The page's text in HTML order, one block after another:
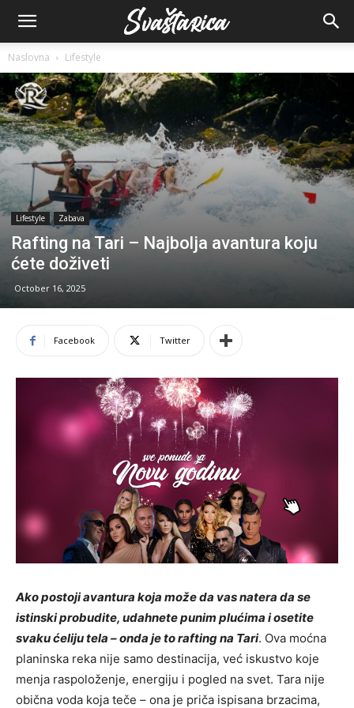
Naslovna Lifestyle
Lifestyle Zabava
Rafting na Tari – Najbolja avantura koju
ćete doživeti
October 16, 2025
Facebook Twitter
Ako postoji avantura koja može da vas natera da se
istinski probudite, udahnete punim plućima i osetite
svaku ćeliju tela – onda je to rafting na Tari. Ova moćna
planinska reka nije samo destinacija, već iskustvo koje
menja raspoloženje, energiju i pogled na svet. Tara nije
obična voda koja teče – ona je priča ispisana brzacima,